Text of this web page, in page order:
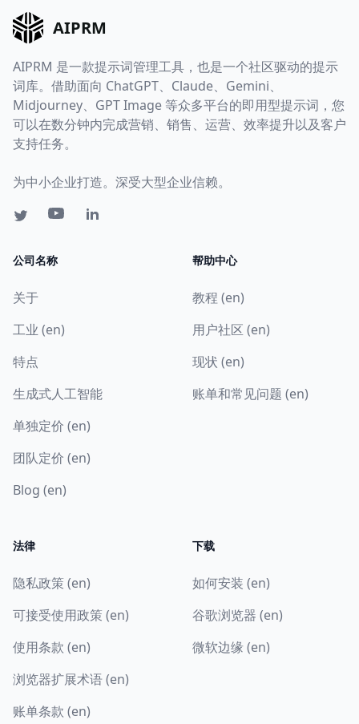
AIPRM
AIPRM 是一款提示词管理工具，也是一个社区驱动的提示
词库。借助面向 ChatGPT、Claude、Gemini、
Midjourney、GPT Image 等众多平台的即用型提示词，您
可以在数分钟内完成营销、销售、运营、效率提升以及客户
支持任务。
为中小企业打造。深受大型企业信赖。
公司名称
关于
工业 (en)
特点
生成式人工智能
单独定价 (en)
团队定价 (en)
Blog (en)
帮助中心
教程 (en)
用户社区 (en)
现状 (en)
账单和常见问题 (en)
法律
隐私政策 (en)
可接受使用政策 (en)
使用条款 (en)
浏览器扩展术语 (en)
账单条款 (en)
下载
如何安装 (en)
谷歌浏览器 (en)
微软边缘 (en)